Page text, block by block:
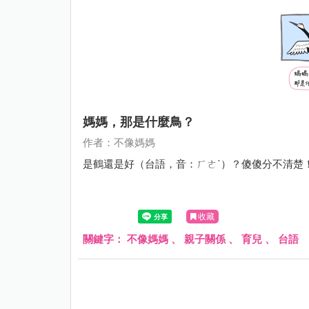
媽媽，那是什麼鳥？
作者：不像媽媽
是鶴還是好（台語，音：ㄏㄜˋ）？傻傻分不清楚
收藏
關鍵字： 不像媽媽 、 親子關係 、 育兒 、 台語